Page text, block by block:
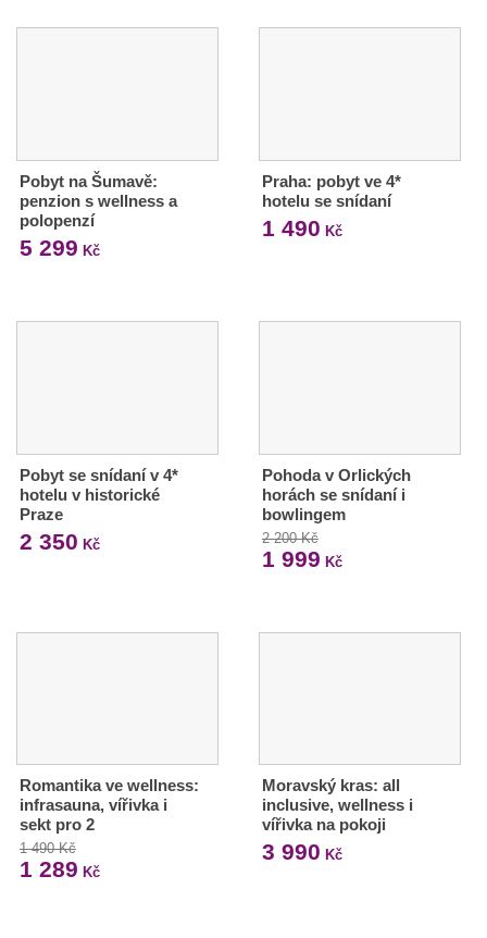
Pobyt na Šumavě:
penzion s wellness a
polopenzí
5 299 Kč
Praha: pobyt ve 4*
hotelu se snídaní
1 490 Kč
Pobyt se snídaní v 4*
hotelu v historické
Praze
2 350 Kč
Pohoda v Orlických
horách se snídaní i
bowlingem
2 200 Kč
1 999 Kč
Romantika ve wellness:
infrasauna, vířivka i
sekt pro 2
1 490 Kč
1 289 Kč
Moravský kras: all
inclusive, wellness i
vířivka na pokoji
3 990 Kč